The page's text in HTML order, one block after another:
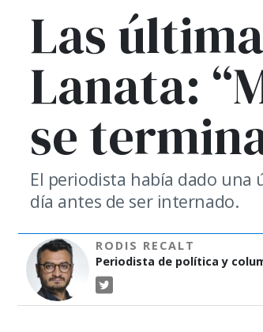
Las
Lanata:
se
El periodista había dado una
día antes de ser internado.
RODIS RECALT
Periodista de política y